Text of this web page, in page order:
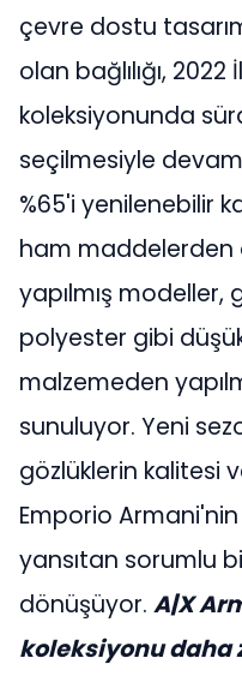
çevre dostu
olan bağlılığı,
koleksiyonunda
seçilmesiyle
%65'i yenilenebilir
ham
yapılmış
polyester gibi
malzemeden
sunuluyor. Yeni
gözlüklerin kalitesi
Emporio Armani'nin
yansıtan sorumlu
dönüşüyor. A|X
koleksiyonu daha